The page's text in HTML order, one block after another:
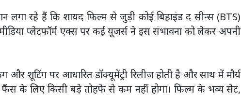
रहे हैं कि शायद फिल्म से जुड़ी कोई बिहाइंड द सीन्स (BTS)
प्लेटफॉर्म एक्स पर कई यूजर्स ने इस संभावना को लेकर अपनी
शूटिंग पर आधारित डॉक्यूमेंट्री रिलीज होती है और साथ में मौर्य
फैंस के लिए किसी बड़े तोहफे से कम नहीं होगा। फिल्म के भव्य सेट,